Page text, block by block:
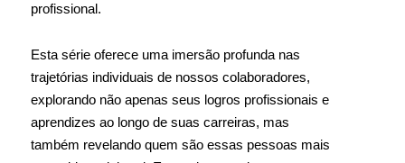
profissional.
Esta série oferece uma imersão profunda nas
trajetórias individuais de nossos colaboradores,
explorando não apenas seus logros profissionais e
aprendizes ao longo de suas carreiras, mas
também revelando quem são essas pessoas mais